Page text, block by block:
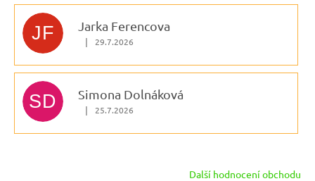
JF Jarka Ferencova
Hodnocení obchodu je 5 z 5 hvězdiček.
| 29.7.2026
SD Simona Dolnáková
Hodnocení obchodu je 5 z 5 hvězdiček.
| 25.7.2026
Další hodnocení obchodu